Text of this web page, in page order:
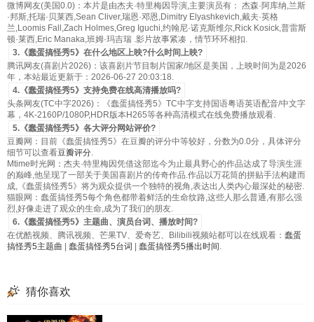
微博网友(美国0.0)：本片是由杰夫·特里梅因导演,主要演员有： 杰森·阿库纳,兰斯
·邦斯,托瑞·贝莱西,Sean Cliver,瑞恩·邓恩,Dimitry Elyashkevich,戴夫·英格
兰,Loomis Fall,Zach Holmes,Greg Iguchi,约翰尼·诺克斯维尔,Rick Kosick,普雷斯
顿·莱西,Eric Manaka,班姆·玛吉瑞 .影片故事紧凑，情节环环相扣.
3.《蠢蛋搞怪秀5》在什么地区上映?什么时间上映?
腾讯网友(喜剧片2026)：该喜剧片节目制片国家/地区是美国，上映时间为是2026
年，本站最近更新于：2026-06-27 20:03:18.
4.《蠢蛋搞怪秀5》支持免费在线高清播放吗?
头条网友(TC中字2026)：《蠢蛋搞怪秀5》TC中字支持国语粤语英语配音/中文字
幕，4K-2160P/1080P,HDR版本H265等各种高清模式在线免费播放观看.
5.《蠢蛋搞怪秀5》各大评分网站评价?
豆瓣网：目前《蠢蛋搞怪秀5》在豆瓣的评分中等较好，分数为0.0分，具体评分
细节可以查看豆瓣评分.
Mtime时光网：杰夫·特里梅因凭借这部迄今为止最具野心的作品达成了导演生涯
的巅峰,他呈现了一部关于美国喜剧片的传奇作品.作品以万花筒的拼贴手法构建而
成,《蠢蛋搞怪秀5》将为观众提供一个独特的视角,表达出人类内心最深处的秘密.
猫眼网：蠢蛋搞怪秀5每个角色都带着鲜活的生命纹路,这些人那么普通,有那么强
烈,好像走进了观众的生命,成为了我们的朋友.
6.《蠢蛋搞怪秀5》主题曲、演员台词、播放时间?
在优酷视频、腾讯视频、芒果TV、爱奇艺、Bilibili视频站都可以在线观看： 蠢蛋
搞怪秀5主题曲
蠢蛋搞怪秀5台词 蠢蛋搞怪秀5播出时间 .
猜你喜欢